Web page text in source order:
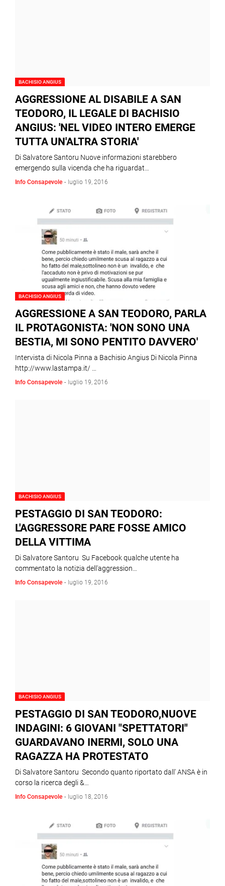
BACHISIO ANGIUS
AGGRESSIONE AL DISABILE A SAN
TEODORO, IL LEGALE DI BACHISIO
ANGIUS: 'NEL VIDEO INTERO EMERGE
TUTTA UN'ALTRA STORIA'
Di Salvatore Santoru Nuove informazioni starebbero
emergendo sulla vicenda che ha riguardat…
Info Consapevole - luglio 19, 2016
BACHISIO ANGIUS
AGGRESSIONE A SAN TEODORO, PARLA
IL PROTAGONISTA: 'NON SONO UNA
BESTIA, MI SONO PENTITO DAVVERO'
Intervista di Nicola Pinna a Bachisio Angius Di Nicola Pinna
http://www.lastampa.it/ …
Info Consapevole - luglio 19, 2016
BACHISIO ANGIUS
PESTAGGIO DI SAN TEODORO:
L'AGGRESSORE PARE FOSSE AMICO
DELLA VITTIMA
Di Salvatore Santoru Su Facebook qualche utente ha
commentato la notizia dell'aggression…
Info Consapevole - luglio 19, 2016
BACHISIO ANGIUS
PESTAGGIO DI SAN TEODORO,NUOVE
INDAGINI: 6 GIOVANI "SPETTATORI"
GUARDAVANO INERMI, SOLO UNA
RAGAZZA HA PROTESTATO
Di Salvatore Santoru Secondo quanto riportato dall' ANSA è in
corso la ricerca degli &…
Info Consapevole - luglio 18, 2016